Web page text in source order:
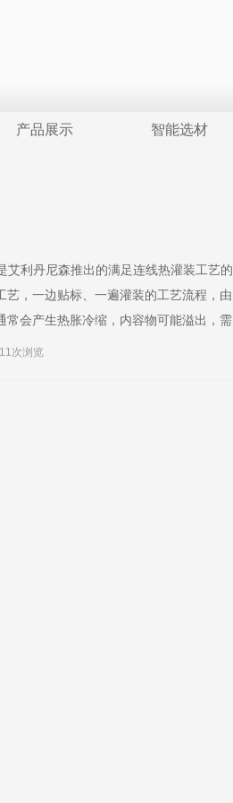
产品展示 智能选材
艾利丹尼森推出的满足连线热灌装工艺的
艺，一边贴标、一遍灌装的工艺流程，由
常会产生热胀冷缩，内容物可能溢出，需
温胶粘剂平台，…
11次浏览